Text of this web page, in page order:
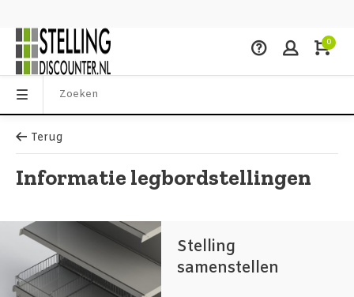
0
Terug
Informatie legbordstellingen
Stelling
samenstellen